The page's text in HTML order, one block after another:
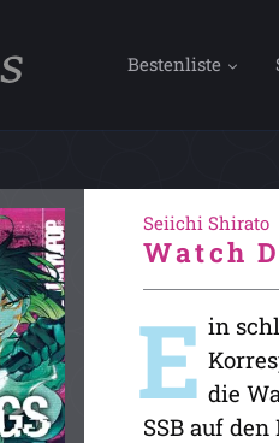
Bestenliste
Seiichi Shirato
Watch
E in
die
SSB auf